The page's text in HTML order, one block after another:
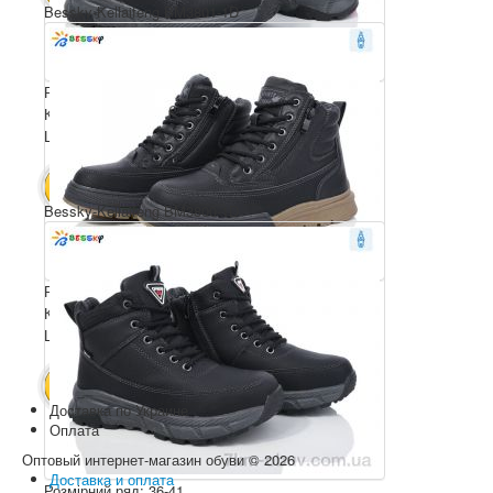
Розмірний ряд: 36-41
Комплектація ящика: 8
Ціна за пару: 750 грн.
В КОШИК 6000 грн.
Bessky-Kellaifeng BM3801-1D
Розмірний ряд: 36-41
Комплектація ящика: 8
Ціна за пару: 750 грн.
В КОШИК 6000 грн.
Bessky-Kellaifeng BM3800-1D
Доставка по Украине
Оплата
Оптовый интернет-магазин обуви © 2026
Доставка и оплата